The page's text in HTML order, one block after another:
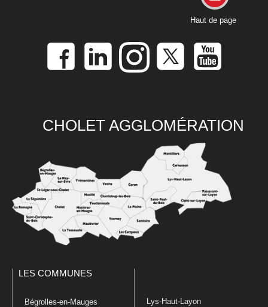
Haut de page
CHOLET AGGLOMÉRATION
LES COMMUNES
Bégrolles-en-Mauges Lys-Haut-Layon